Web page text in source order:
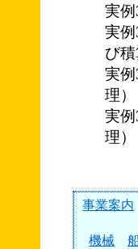
実
実
び積
実
理）
実
理）
事業案内
機械